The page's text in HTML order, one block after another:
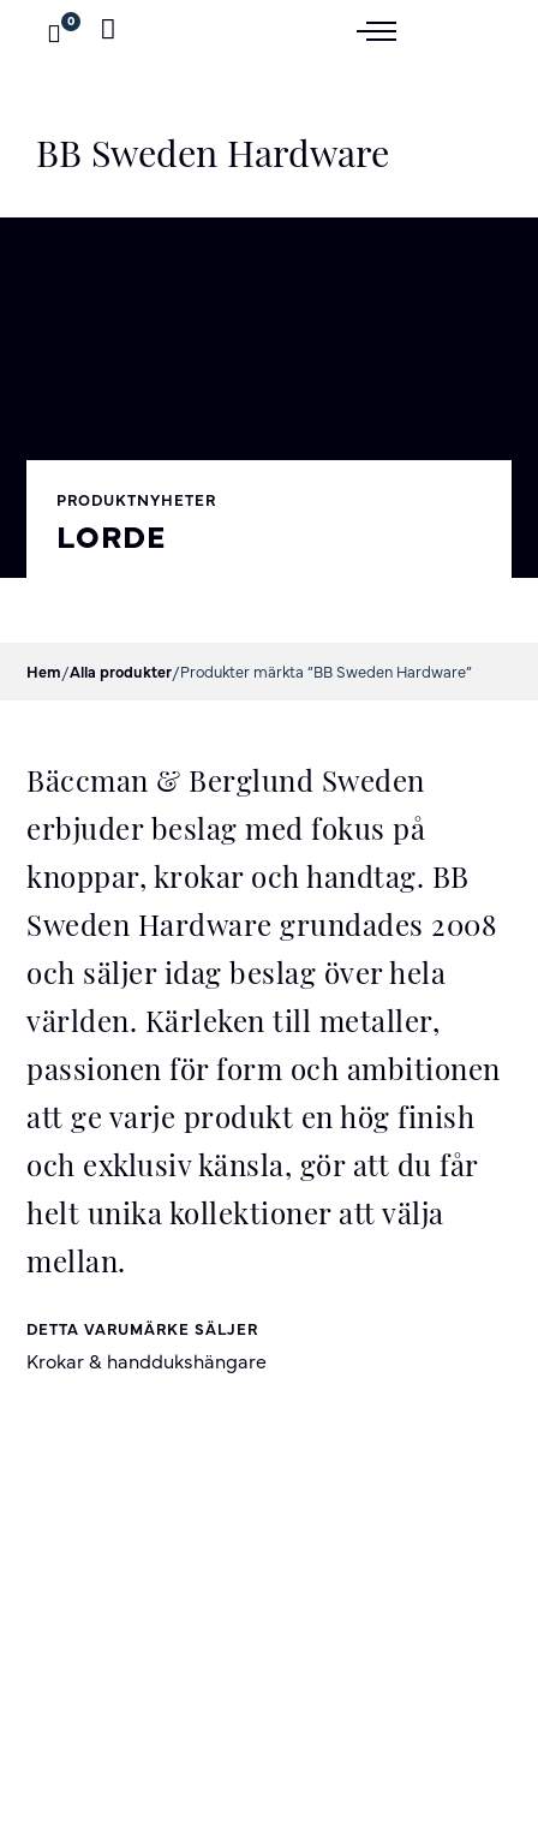
0
BB Sweden Hardware
PRODUKTNYHETER
LORDE
Hem/Alla produkter/Produkter märkta ”BB Sweden Hardware”
Bäccman & Berglund Sweden
erbjuder beslag med fokus på
knoppar, krokar och handtag. BB
Sweden Hardware grundades 2008
och säljer idag beslag över hela
världen. Kärleken till metaller,
passionen för form och ambitionen
att ge varje produkt en hög finish
och exklusiv känsla, gör att du får
helt unika kollektioner att välja
mellan.
DETTA VARUMÄRKE SÄLJER
Krokar & handdukshängare